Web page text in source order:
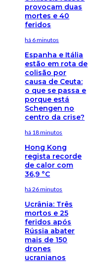
provocam duas
mortes e 40
feridos
há 6 minutos
Espanha e Itália
estão em rota de
colisão por
causa de Ceuta:
o que se passa e
porque está
Schengen no
centro da crise?
há 18 minutos
Hong Kong
regista recorde
de calor com
36,9 °C
há 26 minutos
Ucrânia: Três
mortos e 25
feridos após
Rússia abater
mais de 150
drones
ucranianos